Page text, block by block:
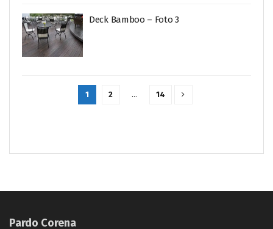
Deck Bamboo – Foto 3
1 2 … 14
Pardo Corena